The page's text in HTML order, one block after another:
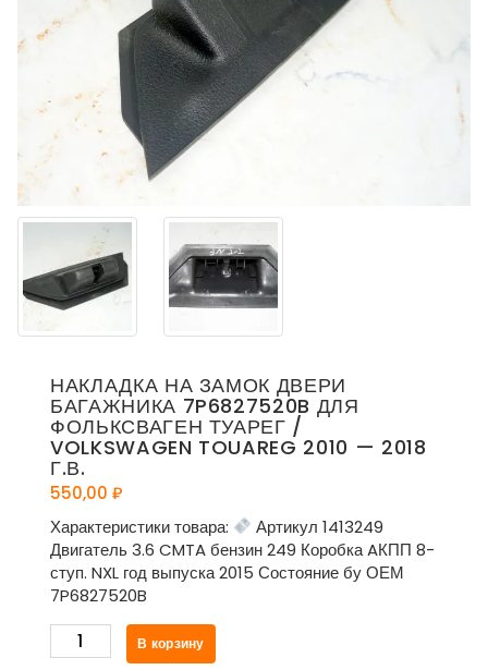
НАКЛАДКА НА ЗАМОК ДВЕРИ
БАГАЖНИКА 7P6827520B ДЛЯ
ФОЛЬКСВАГЕН ТУАРЕГ /
VOLKSWAGEN TOUAREG 2010 — 2018
Г.В.
550,00 ₽
Характеристики товара:
Артикул 1413249
Двигатель 3.6 CMTA бензин 249 Коробка AКПП 8-
ступ. NXL год выпуска 2015 Состояние бу ОЕМ
7P6827520B
Количество
товара
В корзину